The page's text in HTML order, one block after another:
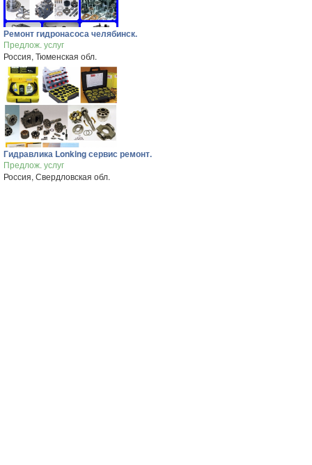
Ремонт гидронасоса челябинск.
Предлож. услуг
Россия, Тюменская обл.
Гидравлика Lonking сервис ремонт.
Предлож. услуг
Россия, Свердловская обл.